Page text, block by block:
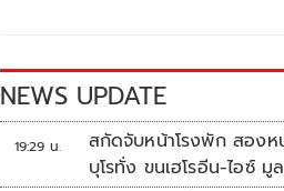
NEWS UPDATE
19:29 น.
สกัดจับหน้าโรงพัก สองห
บุโรทั่ง ขนเฮโรอีน-ไอซ์